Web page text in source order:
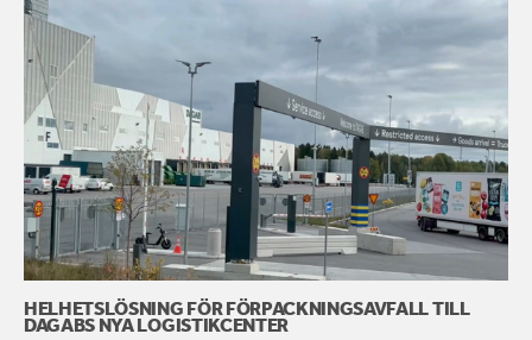
HELHETSLÖSNING FÖR FÖRPACKNINGSAVFALL TILL
DAGABS NYA LOGISTIKCENTER